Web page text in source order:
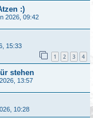
:)
2026, 09:42
15:33
1 2 3 4
stehen
13:57
10:28